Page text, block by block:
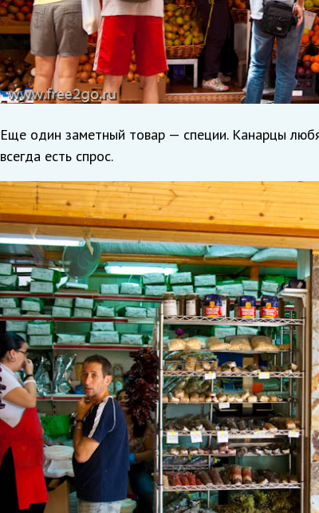
Еще один заметный товар — специи. Канарцы
всегда есть спрос.